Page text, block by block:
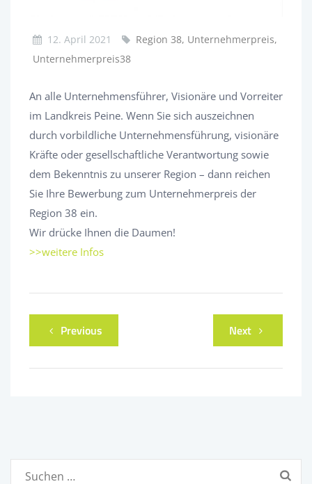
12. April 2021
Region 38, Unternehmerpreis,
Unternehmerpreis38
An alle Unternehmensführer, Visionäre und Vorreiter
im Landkreis Peine. Wenn Sie sich auszeichnen
durch vorbildliche Unternehmensführung, visionäre
Kräfte oder gesellschaftliche Verantwortung sowie
dem Bekenntnis zu unserer Region – dann reichen
Sie Ihre Bewerbung zum Unternehmerpreis der
Region 38 ein.
Wir drücke Ihnen die Daumen!
>>weitere Infos
Previous Next
Suchen